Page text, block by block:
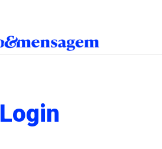
Login